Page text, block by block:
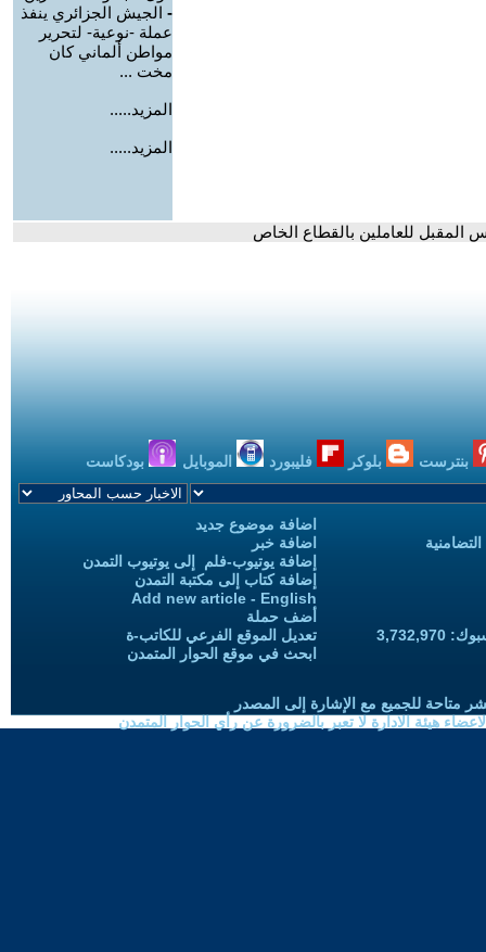
- الجيش الجزائري ينفذ
عملة -نوعية- لتحرير
مواطن ألماني كان
مخت ...
المزيد.....
المزيد.....
المقبل للعاملين بالقطاع الخاص
بنترست بلوكر فليبورد الموبايل بودكاست
اضافة موضوع جديد
اضافة خبر
إضافة يوتيوب-فلم إلى يوتيوب التمدن
إضافة كتاب إلى مكتبة التمدن
Add new article - English
أضف حملة
تعديل الموقع الفرعي للكاتب-ة
ابحث في موقع الحوار المتمدن
متاحة للجميع مع الإشارة إلى المصدر
هيئة الادارة لا تعبر بالضرورة عن رأي الحوار المتمدن